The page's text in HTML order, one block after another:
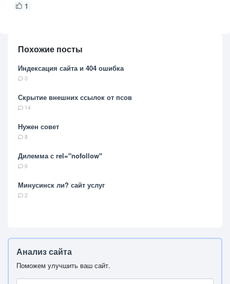
1
Похожие посты
Индексация сайта и 404 ошибка
0
Скрытие внешних ссылок от псов
14
Нужен совет
8
Дилемма с rel="nofollow"
6
Минусинск ли? сайт услуг
2
Анализ сайта
Поможем улучшить ваш сайт.